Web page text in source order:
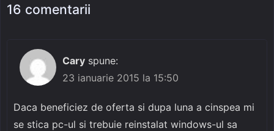
16 comentarii
Cary spune:
23 ianuarie 2015 la 15:50
Daca beneficiez de oferta si dupa luna a cinspea mi
se stica pc-ul si trebuie reinstalat windows-ul sa